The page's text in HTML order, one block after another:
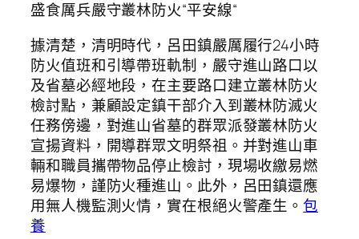
盛食厲兵嚴守叢林防火“平安線“
據清楚，清明時代，呂田鎮嚴厲履行24小時
防火值班和引導帶班軌制，嚴守進山路口以
及省墓必經地段，在主要路口建立叢林防火
檢討點，兼顧設定鎮干部介入到叢林防滅火
任務傍邊，對進山省墓的群眾派發叢林防火
宣揚資料，開導群眾文明祭祖。并對進山車
輛和職員攜帶物品停止檢討，現場收繳易燃
易爆物，謹防火種進山。此外，呂田鎮還應
用無人機監測火情，實在根絕火警產生。包
養